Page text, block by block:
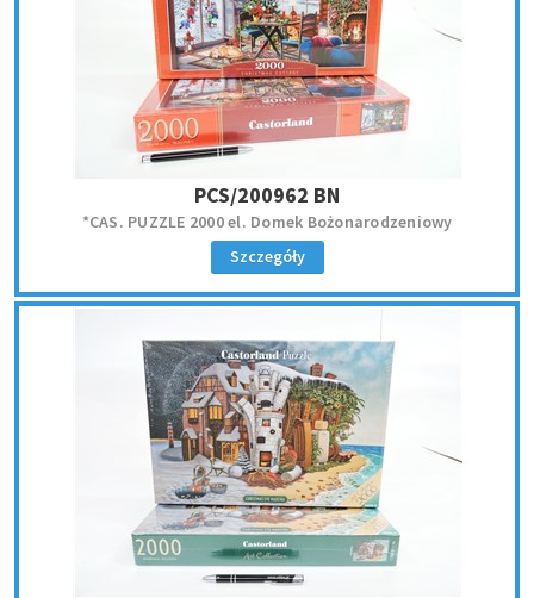
PCS/200962 BN
*CAS. PUZZLE 2000 el. Domek Bożonarodzeniowy
Szczegóły